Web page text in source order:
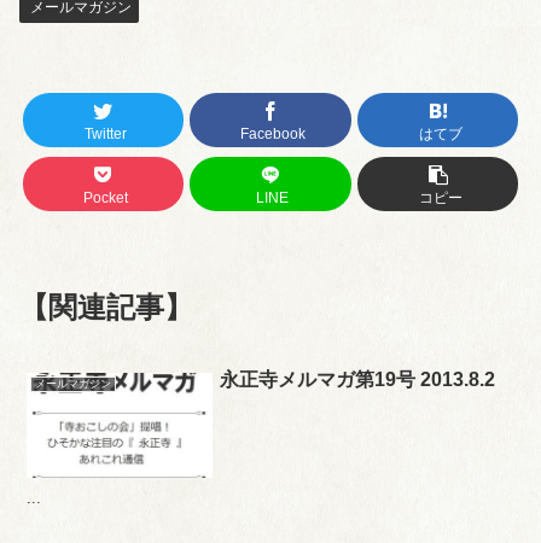
メールマガジン
Twitter Facebook はてブ
Pocket LINE コピー
【関連記事】
メールマガジン 永正寺メルマガ第19号 2013.8.2